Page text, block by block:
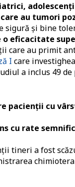
au tumori
sigură şi bine
eficacitate
care au primit
I care
a inclus 49
pacienții cu
cu rate
tineri a fost